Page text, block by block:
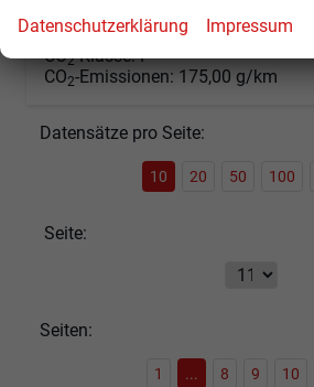
Verbrauch kombiniert:7,70 l/100km
CO2-Klasse: F
CO2-Emissionen: 175,00 g/km
Datensätze pro Seite:
10 20 50 100
Seite:
Seiten:
1 ... 8 9 10
Datenschutzerklärung Impressum